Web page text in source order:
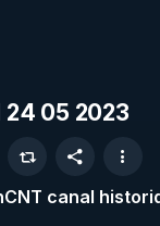
24 05 2023
canal